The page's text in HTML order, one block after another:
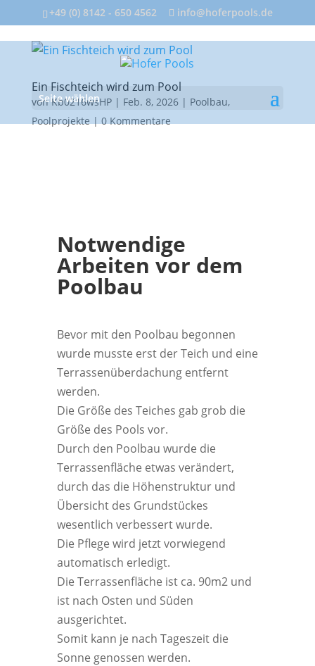
+49 (0) 8142 - 650 4562 info@hoferpools.de
Seite wählen
Ein Fischteich wird zum Pool
vonKb0216wsHP| Feb. 8, 2026| Poolbau,
Poolprojekte|0 Kommentare
Notwendige
Arbeiten vor dem
Poolbau
Bevor mit den Poolbau begonnen
wurde musste erst der Teich und eine
Terrassenüberdachung entfernt
werden.
Die Größe des Teiches gab grob die
Größe des Pools vor.
Durch den Poolbau wurde die
Terrassenfläche etwas verändert,
durch das die Höhenstruktur und
Übersicht des Grundstückes
wesentlich verbessert wurde.
Die Pflege wird jetzt vorwiegend
automatisch erledigt.
Die Terrassenfläche ist ca. 90m2 und
ist nach Osten und Süden
ausgerichtet.
Somit kann je nach Tageszeit die
Sonne genossen werden.